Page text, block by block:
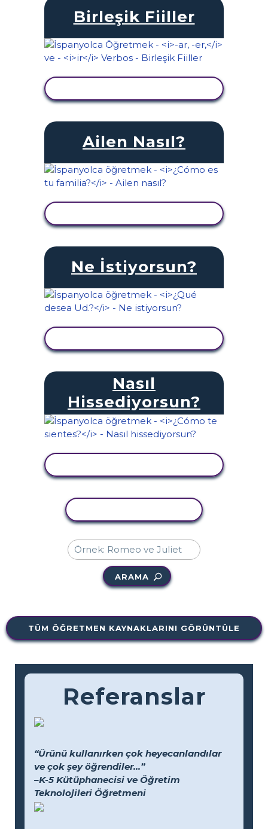
Birleşik Fiiller
Ailen Nasıl?
Ne İstiyorsun?
Nasıl
Hissediyorsun?
ARAMA
TÜM ÖĞRETMEN KAYNAKLARINI GÖRÜNTÜLE
Referanslar
“Ürünü kullanırken çok heyecanlandılar
ve çok şey öğrendiler...”
–K-5 Kütüphanecisi ve Öğretim
Teknolojileri Öğretmeni